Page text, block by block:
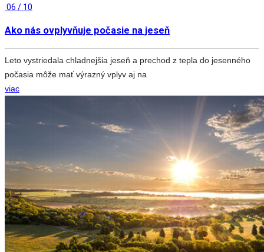
06 / 10
Ako nás ovplyvňuje počasie na jeseň
Leto vystriedala chladnejšia jeseň a prechod z tepla do jesenného
počasia môže mať výrazný vplyv aj na
viac